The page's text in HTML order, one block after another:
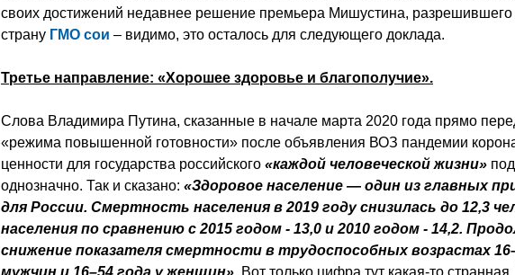
своих достижений недавнее решение премьера Мишустина, разрешившего
страну ГМО сои – видимо, это осталось для следующего доклада.
Третье направление: «Хорошее здоровье и благополучие».
Слова Владимира Путина, сказанные в начале марта 2020 года прямо
«режима повышенной готовности» после объявления ВОЗ пандемии
ценности для государства российского «каждой человеческой жизни»
однозначно. Так и сказано: «Здоровое население — один из главных
для России. Смертность населения в 2019 году снизилась до 12,3
населения по сравнению с 2015 годом - 13,0 и 2010 годом - 14,2.
снижение показателя смертности в трудоспособных возрастах
мужчин и 16–54 года у женщин». Вот только цифра тут какая-то